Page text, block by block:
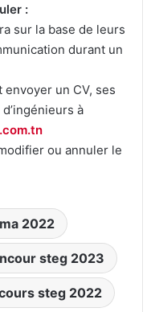
:
sur la base de leurs
durant un
un CV, ses
à
ou annuler le
2022
steg 2023
steg 2022